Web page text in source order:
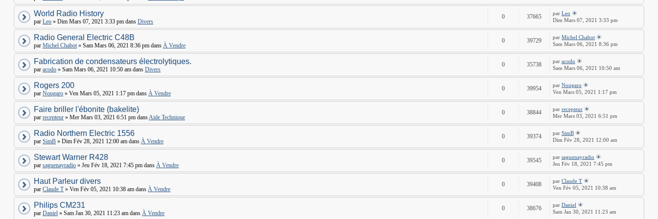
World Radio History
par Leo » Dim Mars 07, 2021 3:33 pm dans Divers
0 37665 par Leo
Dim Mars 07, 2021 3:33 pm
Radio General Electric C48B
par Michel Chabot» Sam Mars 06, 2021 8:36 pm dans À Vendre
0 39729 par Michel Chabot
Sam Mars 06, 2021 8:36 pm
Fabrication de condensateurs électrolytiques.
par acodo » Sam Mars 06, 2021 10:50 am dans Divers
0 35738 par acodo
Sam Mars 06, 2021 10:50 am
Rogers 200
par Nougaro » Ven Mars 05, 2021 1:17 pm dans À Vendre
0 39954 par Nougaro
Ven Mars 05, 2021 1:17 pm
Faire briller l'ébonite (bakelite)
par recepteur » Mer Mars 03, 2021 6:51 pm dansAide Technique
0 38844 par recepteur
Mer Mars 03, 2021 6:51 pm
Radio Northern Electric 1556
par SimB » Dim Fév 28, 2021 12:00 am dans À Vendre
0 39374 par SimB
Dim Fév 28, 2021 12:00 am
Stewart Warner R428
par saguenayradio » Jeu Fév 18, 2021 7:45 pm dans À Vendre
0 39545 par saguenayradio
Jeu Fév 18, 2021 7:45 pm
Haut Parleur divers
par Claude T» Ven Fév 05, 2021 10:38 am dans À Vendre
0 39408 par Claude T
Ven Fév 05, 2021 10:38 am
Philips CM231
par Daniel » Sam Jan 30, 2021 11:23 am dans À Vendre
0 38676 par Daniel
Sam Jan 30, 2021 11:23 am